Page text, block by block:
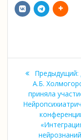
записям
Предыдущий:
А.Б.
приняла